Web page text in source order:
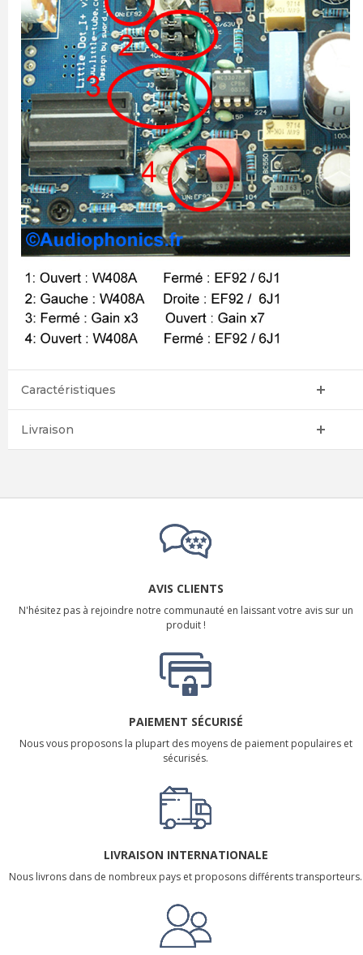
Caractéristiques
Livraison
AVIS CLIENTS
N'hésitez pas à rejoindre notre communauté en laissant votre avis sur un
produit !
PAIEMENT SÉCURISÉ
Nous vous proposons la plupart des moyens de paiement populaires et
sécurisés.
LIVRAISON INTERNATIONALE
Nous livrons dans de nombreux pays et proposons différents transporteurs.